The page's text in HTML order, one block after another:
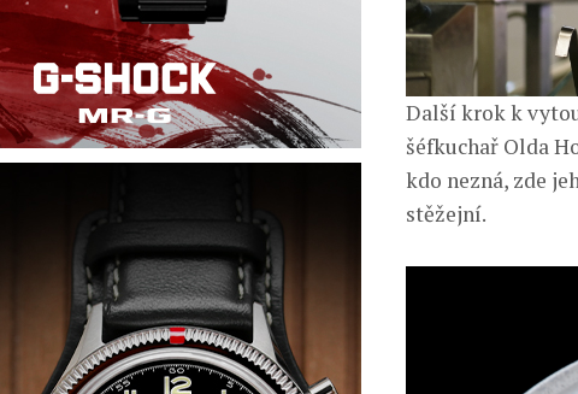
Další krok k
šéfkuchař Olda
kdo nezná, zde
stěžejní.